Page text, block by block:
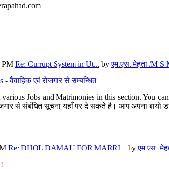
PM Re: Currupt System in Ut... byएम.एस. मेहता /M S
वैवाहिक एवं रोजगार से सम्बन्धित
Jobs and Matrimonies in this section. You
से संबंधित सूचना यहाँ पर दे सकते है। आप अपना बायो
Re: DHOL DAMAU FOR MARRI... byएम.एस.